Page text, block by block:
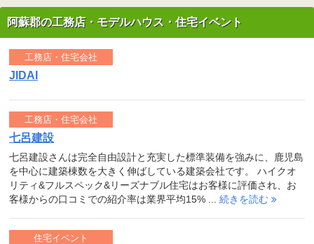
阿蘇郡の工務店・モデルハウス・住宅イベント
JIDAI
工務店・住宅会社
七呂建設
七呂建設さんは完全自由設計と充実した標準装備を強みに、鹿児島
を中心に建築棟数を大きく伸ばしている建築会社です。 ハイクオ
リティ&フルスペック&リーズナブル住宅はお客様に評価され、お
客様からの口コミでの紹介率は業界平均15% ... 続きを読む
工務店・住宅会社
住宅イベント